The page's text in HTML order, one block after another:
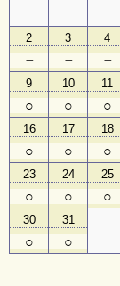
子
ど
も
向
け
イ
ベ
ン
ト
ガ
イ
ド
2
－
3
－
4
－
9
○
10
○
11
○
16
○
17
○
18
○
23
○
24
○
25
○
30
○
31
○